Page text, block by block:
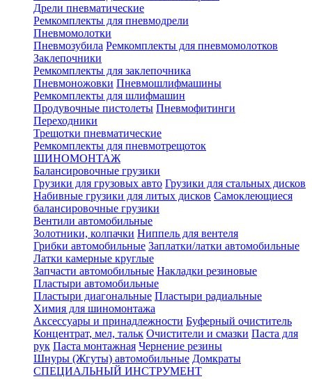
Дрели пневматические
Ремкомплекты для пневмодрели
Пневмомолотки
Пневмозубила Ремкомплекты для пневмомолотков
Заклепочники
Ремкомплекты для заклепочника
Пневмоножовки Пневмошлифмашины
Ремкомплекты для шлифмашин
Продувочные пистолеты Пневмофитинги
Переходники
Трещотки пневматические
Ремкомплекты для пневмотрещоток
ШИНОМОНТАЖ
Балансировочные грузики
Грузики для грузовых авто Грузики для стальных дисков
Набивные грузики для литых дисков Самоклеющиеся
балансировочные грузики
Вентили автомобильные
Золотники, колпачки Ниппель для вентеля
Грибки автомобильные Заплатки/латки автомобильные
Латки камерные круглые
Запчасти автомобильные Накладки резиновые
Пластыри автомобильные
Пластыри диагональные Пластыри радиальные
Химия для шиномонтажа
Аксессуары и принадлежности Буферный очиститель
Концентрат, мел, тальк Очистители и смазки Паста для
рук Паста монтажная Чернение резины
Шнуры (Жгуты) автомобильные Домкраты
СПЕЦИАЛЬНЫЙ ИНСТРУМЕНТ